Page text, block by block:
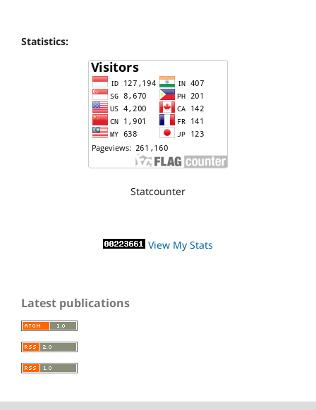
Statistics:
Statcounter
View My Stats
Latest publications